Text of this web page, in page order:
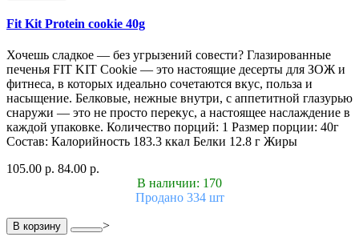
Fit Kit Protein cookie 40g
Хочешь сладкое — без угрызений совести? Глазированные
печенья FIT KIT Cookie — это настоящие десерты для ЗОЖ и
фитнеса, в которых идеально сочетаются вкус, польза и
насыщение. Белковые, нежные внутри, с аппетитной глазурью
снаружи — это не просто перекус, а настоящее наслаждение в
каждой упаковке. Количество порций: 1 Размер порции: 40г
Состав: Калорийность 183.3 ккал Белки 12.8 г Жиры
105.00 р. 84.00 р.
В наличии: 170
Продано 334 шт
В корзину >